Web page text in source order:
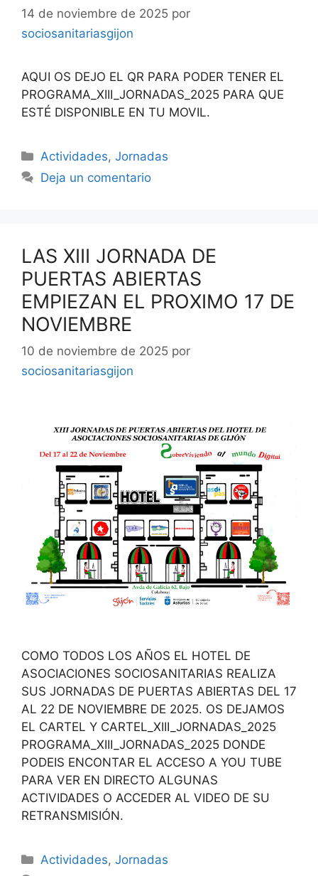
14 de noviembre de 2025 por
sociosanitariasgijon
AQUI OS DEJO EL QR PARA PODER TENER EL
PROGRAMA_XIII_JORNADAS_2025 PARA QUE
ESTÉ DISPONIBLE EN TU MOVIL.
Categorías
Actividades,Jornadas
Deja un comentario
LAS XIII JORNADA DE
PUERTAS ABIERTAS
EMPIEZAN EL PROXIMO 17 DE
NOVIEMBRE
10 de noviembre de 2025 por
sociosanitariasgijon
COMO TODOS LOS AÑOS EL HOTEL DE
ASOCIACIONES SOCIOSANITARIAS REALIZA
SUS JORNADAS DE PUERTAS ABIERTAS DEL 17
AL 22 DE NOVIEMBRE DE 2025. OS DEJAMOS
EL CARTEL Y CARTEL_XIII_JORNADAS_2025
PROGRAMA_XIII_JORNADAS_2025 DONDE
PODEIS ENCONTAR EL ACCESO A YOU TUBE
PARA VER EN DIRECTO ALGUNAS
ACTIVIDADES O ACCEDER AL VIDEO DE SU
RETRANSMISIÓN.
Categorías
Actividades,Jornadas